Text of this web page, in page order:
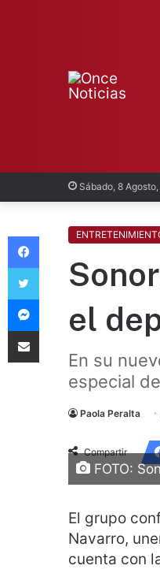
Sábado, 8
el
En su
especial
Paola Peralta
Compartir
FOTO:
El grupo
Navarro,
cuenta con
Facebook
Twitter
Messenger
Compartir vía Email